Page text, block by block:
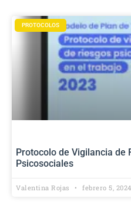
PROTOCOLOS
Protocolo de Vigilancia de
Psicosociales
Valentina Rojas febrero 5, 2024